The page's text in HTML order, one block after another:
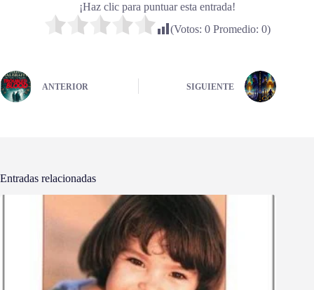
¡Haz clic para puntuar esta entrada!
(Votos: 0Promedio: 0)
ANTERIOR SIGUIENTE
Entradas relacionadas